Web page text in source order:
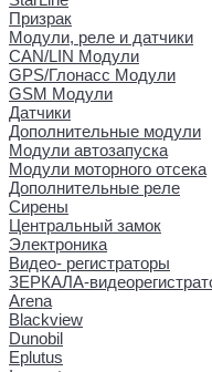
Призрак
Модули, реле и датчики
CAN/LIN Модули
GPS/Глонасс Модули
GSM Модули
Датчики
Дополнительные модули
Модули автозапуска
Модули моторного отсека
Дополнительные реле
Сирены
Центральный замок
Электроника
Видео- регистраторы
ЗЕРКАЛА-
Arena
Blackview
Dunobil
Eplutus